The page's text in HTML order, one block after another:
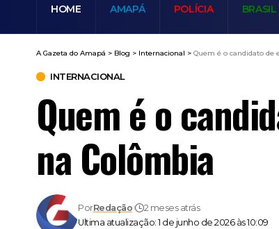
HOME AMAPÁ POLÍCIA BRASIL
A Gazeta do Amapá > Blog > Internacional > Quem é o candidato de
INTERNACIONAL
Quem é o
na Colômbia
Ultima atualização: 1 de junho de 2026 às 10:09
PorRedação 2 meses atrás